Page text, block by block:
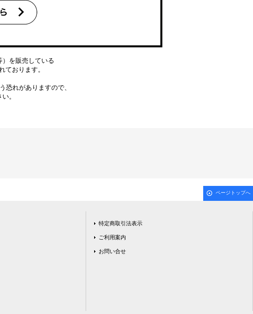
を販売している
おります。
恐れがありますので、
。
ページトップへ
特定商取引法表示
ご利用案内
お問い合せ